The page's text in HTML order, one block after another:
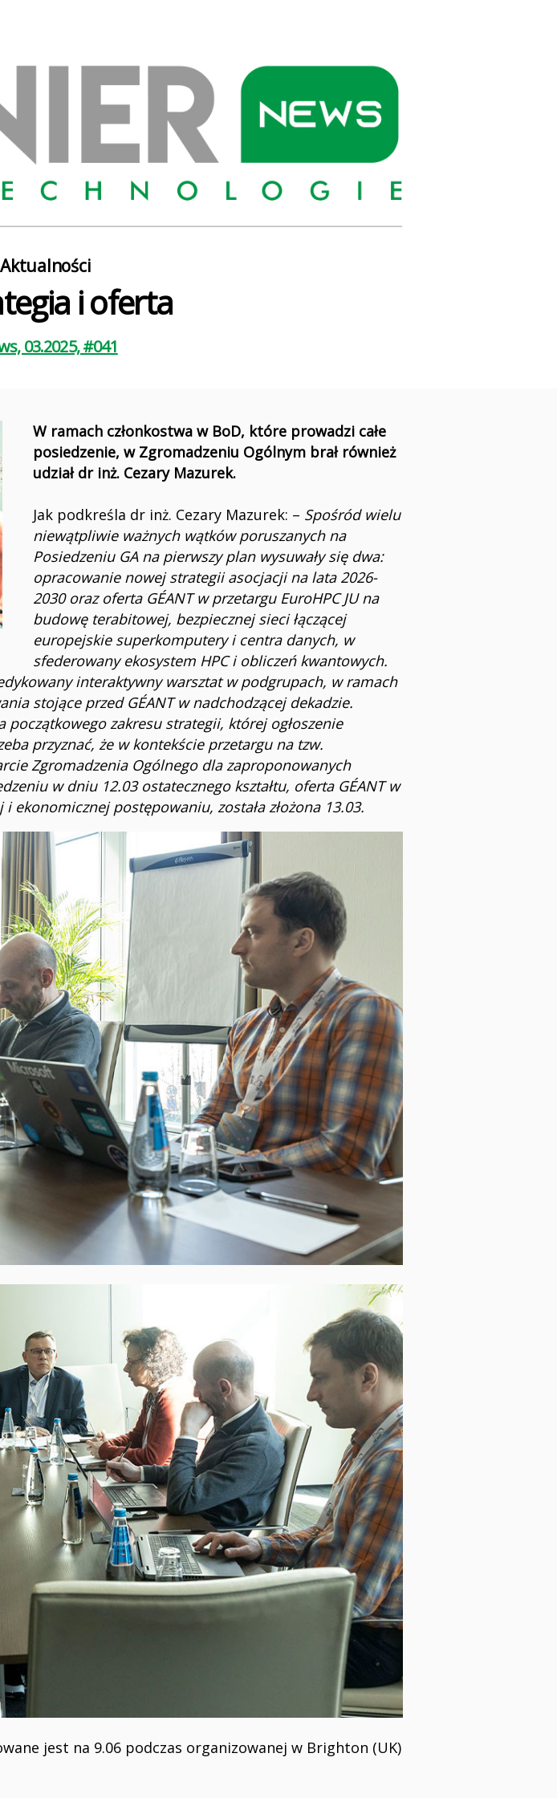
Kategorie
i oferta
03.2025, #041
W ramach członkostwa w BoD, które prowadzi całe
posiedzenie, w Zgromadzeniu Ogólnym brał również
udział dr inż. Cezary Mazurek.
Jak podkreśla dr inż. Cezary Mazurek: – Spośród wielu
niewątpliwie ważnych wątków poruszanych na
Posiedzeniu GA na pierwszy plan wysuwały się dwa:
opracowanie nowej strategii asocjacji na lata 2026-
2030 oraz oferta GÉANT w przetargu EuroHPC JU na
budowę terabitowej, bezpiecznej sieci łączącej
europejskie superkomputery i centra danych, w
sfederowany ekosystem HPC i obliczeń kwantowych.
interaktywny warsztat w podgrupach, w ramach
stojące przed GÉANT w nadchodzącej dekadzie.
zakresu strategii, której ogłoszenie
przyznać, że w kontekście przetargu na tzw.
Zgromadzenia Ogólnego dla zaproponowanych
w dniu 12.03 ostatecznego kształtu, oferta GÉANT w
postępowaniu, została złożona 13.03.
jest na 9.06 podczas organizowanej w Brighton (UK)